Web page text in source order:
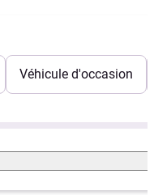
Véhicule d'occasion